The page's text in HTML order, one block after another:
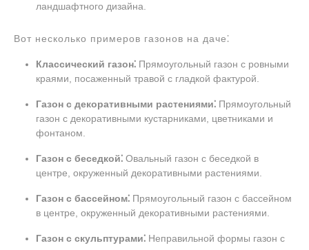
ландшафтного дизайна.
Вот несколько примеров газонов на даче⁚
Классический газон⁚ Прямоугольный газон с ровными
краями, посаженный травой с гладкой фактурой.
Газон с декоративными растениями⁚ Прямоугольный
газон с декоративными кустарниками, цветниками и
фонтаном.
Газон с беседкой⁚ Овальный газон с беседкой в
центре, окруженный декоративными растениями.
Газон с бассейном⁚ Прямоугольный газон с бассейном
в центре, окруженный декоративными растениями.
Газон с скульптурами⁚ Неправильной формы газон с